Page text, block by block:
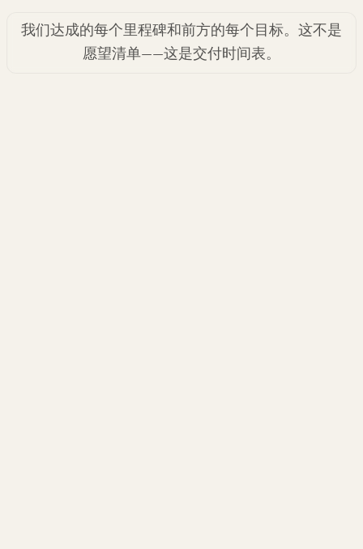
我们达成的每个里程碑和前方的每个目标。这不是
愿望清单——这是交付时间表。